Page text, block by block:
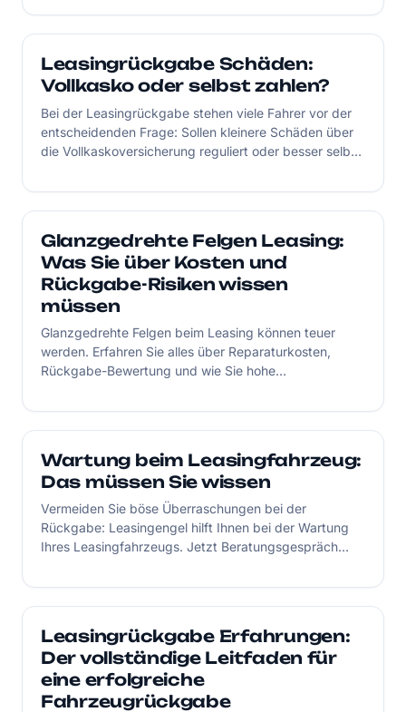
Leasingrückgabe Schäden:
Vollkasko oder selbst zahlen?
Bei der Leasingrückgabe stehen viele Fahrer vor der
entscheidenden Frage: Sollen kleinere Schäden über
die Vollkaskoversicherung reguliert oder besser selbst
erhebliche finanzielle Auswirkungen haben.
Glanzgedrehte Felgen Leasing:
Was Sie über Kosten und
Rückgabe-Risiken wissen
müssen
Glanzgedrehte Felgen beim Leasing können teuer
werden. Erfahren Sie alles über Reparaturkosten,
Rückgabe-Bewertung und wie Sie hohe
Wartung beim Leasingfahrzeug:
Das müssen Sie wissen
Vermeiden Sie böse Überraschungen bei der
Rückgabe: Leasingengel hilft Ihnen bei der Wartung
Ihres Leasingfahrzeugs. Jetzt Beratungsgespräch
Leasingrückgabe Erfahrungen:
Der vollständige Leitfaden für
eine erfolgreiche
Fahrzeugrückgabe